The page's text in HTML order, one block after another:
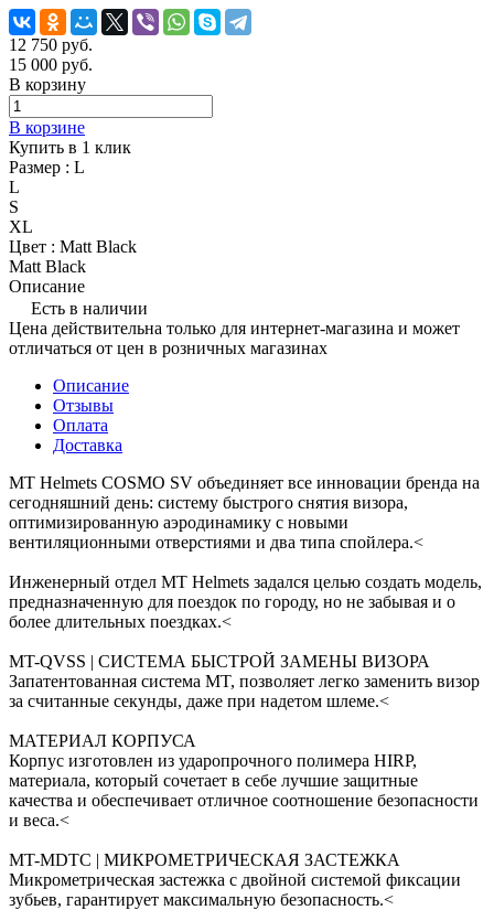
12 750 руб.
15 000 руб.
В корзину
В корзине
Купить в 1 клик
Размер : L
L
S
XL
Цвет : Matt Black
Matt Black
Описание
Есть в наличии
Цена действительна только для интернет-магазина и может
отличаться от цен в розничных магазинах
Описание
Отзывы
Оплата
Доставка
MT Helmets COSMO SV объединяет все инновации бренда на
сегодняшний день: систему быстрого снятия визора,
оптимизированную аэродинамику с новыми
вентиляционными отверстиями и два типа спойлера.<
Инженерный отдел MT Helmets задался целью создать модель,
предназначенную для поездок по городу, но не забывая и о
более длительных поездках.<
MT-QVSS | СИСТЕМА БЫСТРОЙ ЗАМЕНЫ ВИЗОРА
Запатентованная система MT, позволяет легко заменить визор
за считанные секунды, даже при надетом шлеме.<
МАТЕРИАЛ КОРПУСА
Корпус изготовлен из ударопрочного полимера HIRP,
материала, который сочетает в себе лучшие защитные
качества и обеспечивает отличное соотношение безопасности
и веса.<
MT-MDTC | МИКРОМЕТРИЧЕСКАЯ ЗАСТЕЖКА
Микрометрическая застежка с двойной системой фиксации
зубьев, гарантирует максимальную безопасность.<